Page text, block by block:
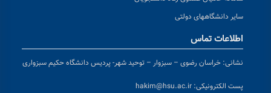
سایر دانشگاههای دولتی
اطلاعات تماس
نشانی: خراسان رضوی – سبزوار – توحید شهر- پردیس دانشگاه حکیم سبزواری
پست الکترونیکی: hakim@hsu.ac.ir